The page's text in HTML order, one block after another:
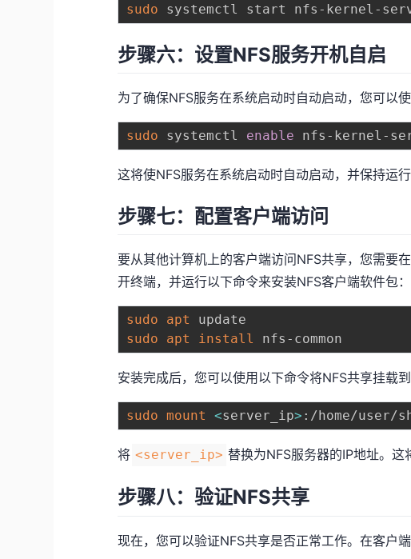
sudo
步骤六：设置NFS服务开机自启
为了确保NFS服务在系统启动时自动启动，您可以
sudo systemctl enable
这将使NFS服务在系统启动时自动启动，并保持运行
步骤七：配置客户端访问
要从其他计算机上的客户端访问NFS共享，您需要
开终端，并运行以下命令来安装NFS客户端软件包：
sudo apt
sudo
apt install
安装完成后，您可以使用以下命令将NFS共享挂载到
sudo mount <server_ip>
将 <server_ip> 替换为NFS服务器的IP地址。
步骤八：验证NFS共享
现在，您可以验证NFS共享是否正常工作。在客户